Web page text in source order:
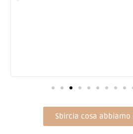
Sbircia cosa